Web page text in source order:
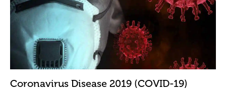
Coronavirus Disease 2019 (COVID-19)